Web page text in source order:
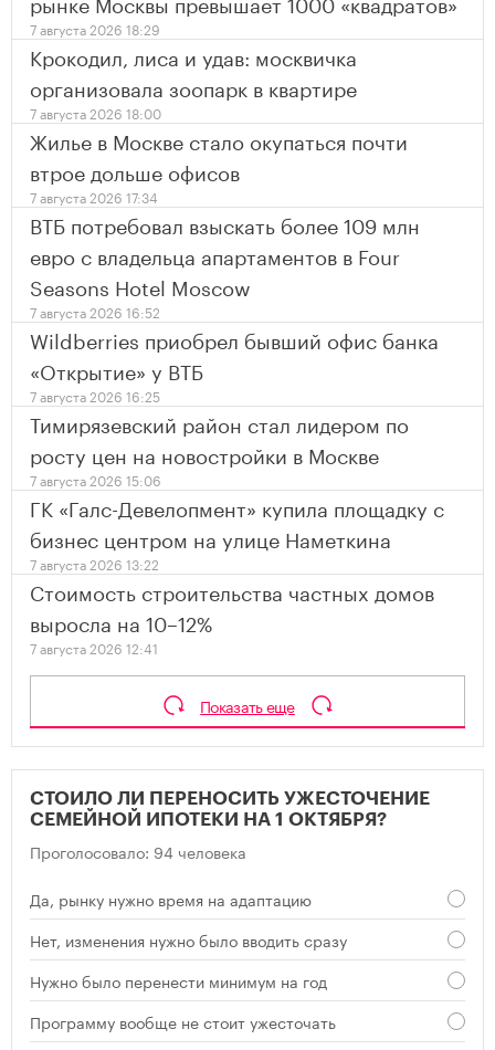
7 августа 2026 18:29
Крокодил, лиса и удав: москвичка
организовала зоопарк в квартире
7 августа 2026 18:00
Жилье в Москве стало окупаться почти
втрое дольше офисов
7 августа 2026 17:34
ВТБ потребовал взыскать более 109 млн
евро с владельца апартаментов в Four
Seasons Hotel Moscow
7 августа 2026 16:52
Wildberries приобрел бывший офис банка
«Открытие» у ВТБ
7 августа 2026 16:25
Тимирязевский район стал лидером по
росту цен на новостройки в Москве
7 августа 2026 15:06
ГК «Галс-Девелопмент» купила площадку с
бизнес центром на улице Наметкина
7 августа 2026 13:22
Стоимость строительства частных домов
выросла на 10–12%
7 августа 2026 12:41
Показать еще
СТОИЛО ЛИ ПЕРЕНОСИТЬ УЖЕСТОЧЕНИЕ
СЕМЕЙНОЙ ИПОТЕКИ НА 1 ОКТЯБРЯ?
Проголосовало: 94 человека
Да, рынку нужно время на адаптацию
Нет, изменения нужно было вводить сразу
Нужно было перенести минимум на год
Программу вообще не стоит ужесточать